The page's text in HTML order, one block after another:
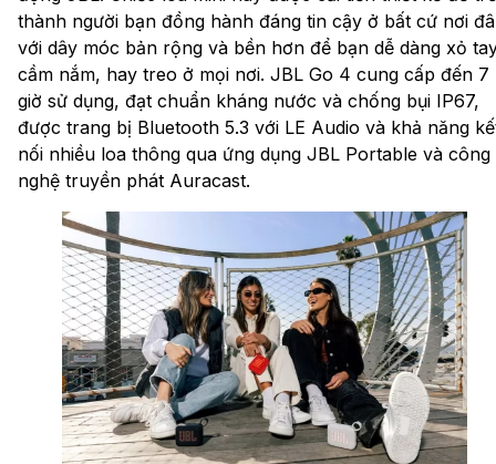
thành người bạn đồng hành đáng tin cậy ở bất cứ nơi
với dây móc bản rộng và bền hơn để bạn dễ dàng xỏ
cầm nắm, hay treo ở mọi nơi. JBL Go 4 cung cấp đến 7
giờ sử dụng, đạt chuẩn kháng nước và chống bụi IP67,
được trang bị Bluetooth 5.3 với LE Audio và khả năng
nối nhiều loa thông qua ứng dụng JBL Portable và công
nghệ truyền phát Auracast.